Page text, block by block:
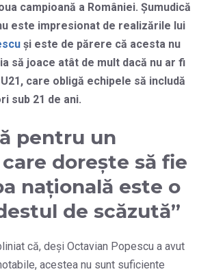
campioană a României. Șumudică
este impresionat de realizările lui
și este de părere că acesta nu
să joace atât de mult dacă nu ar fi
care obligă echipele să includă
sub 21 de ani.
pentru un
dorește să fie
națională este o
de scăzută”
că, deși Octavian Popescu a avut
acestea nu sunt suficiente